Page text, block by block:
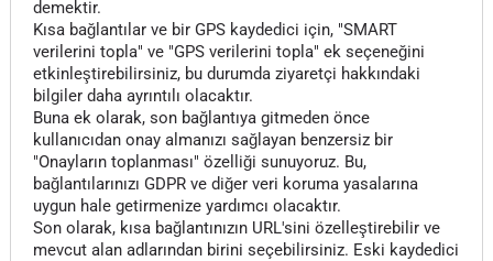
demektir.
Kısa bağlantılar ve bir GPS kaydedici için, "SMART
verilerini topla" ve "GPS verilerini topla" ek seçeneğini
etkinleştirebilirsiniz, bu durumda ziyaretçi hakkındaki
bilgiler daha ayrıntılı olacaktır.
Buna ek olarak, son bağlantıya gitmeden önce
kullanıcıdan onay almanızı sağlayan benzersiz bir
"Onayların toplanması" özelliği sunuyoruz. Bu,
bağlantılarınızı GDPR ve diğer veri koruma yasalarına
uygun hale getirmenize yardımcı olacaktır.
Son olarak, kısa bağlantınızın URL'sini özelleştirebilir ve
mevcut alan adlarından birini seçebilirsiniz. Eski kaydedici